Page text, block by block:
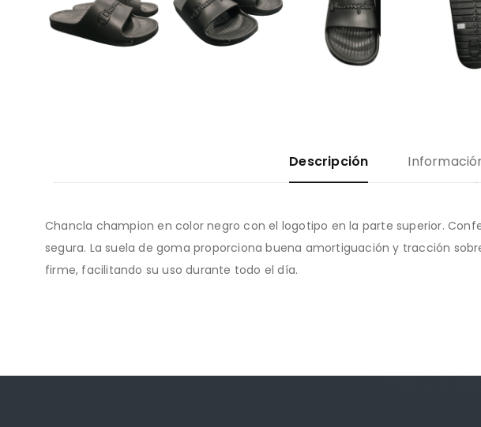
Descripción
Chancla champion en color negro con el logotipo en la parte superior.
segura. La suela de goma proporciona buena amortiguación y tracción
firme, facilitando su uso durante todo el día.